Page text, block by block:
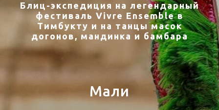
Блиц-экспедиция на легендарный
фестиваль Vivre Ensemble в
Тимбукту и на танцы масок
догонов, мандинка и бамбара
Мали